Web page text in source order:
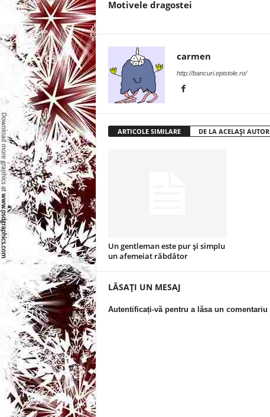
e
i
m
Motivele dragostei
carmen
http://bancuri.epistole.ro/
ARTICOLE SIMILARE DE LA ACELAȘI AUTOR
Un gentleman este pur şi simplu
un afemeiat răbdător
LĂSAȚI UN MESAJ
Autentificați-vă pentru a lăsa un comentariu